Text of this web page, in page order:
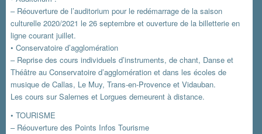
– Réouverture de l’auditorium pour le redémarrage de la saison
culturelle 2020/2021 le 26 septembre et ouverture de la billetterie en
ligne courant juillet.
• Conservatoire d’agglomération
– Reprise des cours individuels d’instruments, de chant, Danse et
Théâtre au Conservatoire d’agglomération et dans les écoles de
musique de Callas, Le Muy, Trans-en-Provence et Vidauban.
Les cours sur Salernes et Lorgues demeurent à distance.
• TOURISME
– Réouverture des Points Infos Tourisme